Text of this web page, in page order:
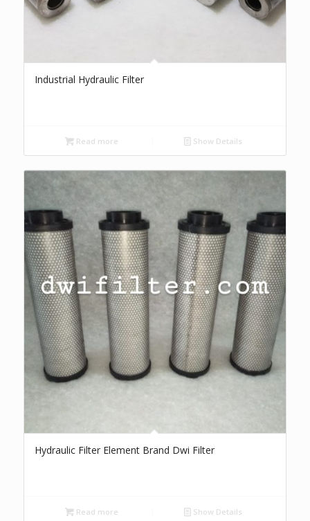
Industrial Hydraulic Filter
Read more Show Details
Hydraulic Filter Element Brand Dwi Filter
Read more Show Details